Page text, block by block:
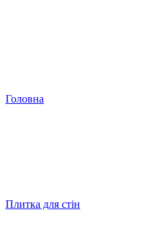
Головна
Плитка для стін